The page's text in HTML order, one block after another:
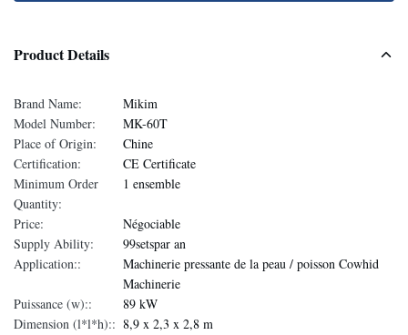
Product Details
Brand Name:
Mikim
Model Number:
MK-60T
Place of Origin:
Chine
Certification:
CE Certificate
Minimum Order
Quantity:
1 ensemble
Price:
Négociable
Supply Ability:
99setspar an
Application::
Machinerie pressante de la peau / poisson Cowhid
Machinerie
Puissance (w)::
89 kW
Dimension (l*l*h):: 8,9 x 2,3 x 2,8 m